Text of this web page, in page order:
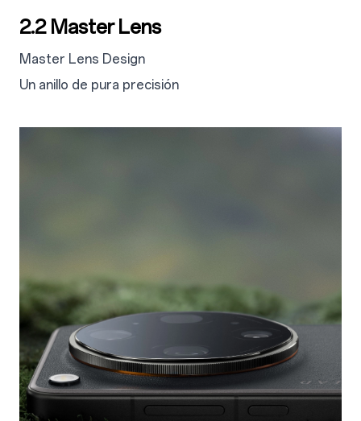
2.2 Master Lens
Master Lens Design
Un anillo de pura precisión